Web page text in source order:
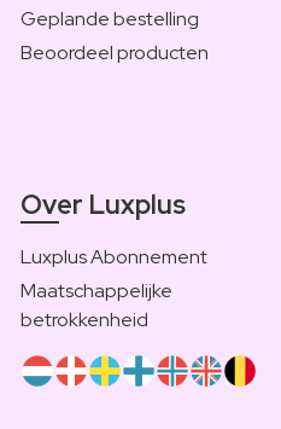
Geplande bestelling
Beoordeel producten
Over Luxplus
Luxplus Abonnement
Maatschappelijke
betrokkenheid